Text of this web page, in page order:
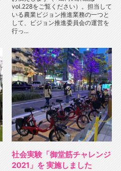
vol.228をご覧ください）。担当して
いる農業ビジョン推進業務の一つと
して、ビジョン推進委員会の運営を
行っ...
社会実験「御堂筋チャレンジ
2021」を 実施しました